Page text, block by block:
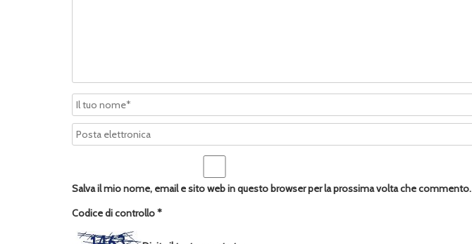
Salva il mio nome, email e sito web in questo browser per la prossima volta che commento.
Codice di controllo*